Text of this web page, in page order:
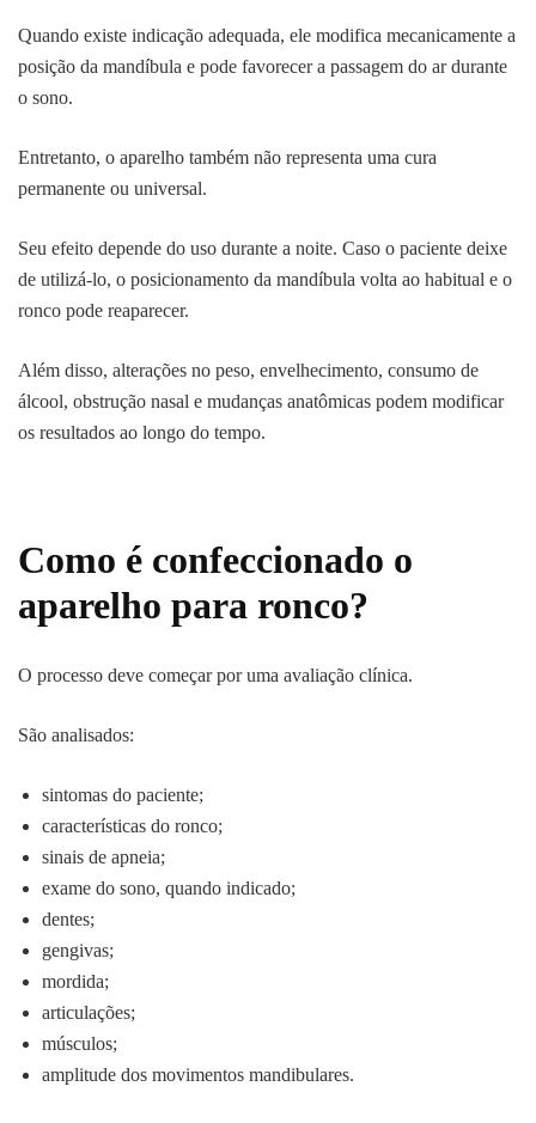
Quando existe indicação adequada, ele modifica mecanicamente a
posição da mandíbula e pode favorecer a passagem do ar durante
o sono.
Entretanto, o aparelho também não representa uma cura
permanente ou universal.
Seu efeito depende do uso durante a noite. Caso o paciente deixe
de utilizá-lo, o posicionamento da mandíbula volta ao habitual e o
ronco pode reaparecer.
Além disso, alterações no peso, envelhecimento, consumo de
álcool, obstrução nasal e mudanças anatômicas podem modificar
os resultados ao longo do tempo.
Como é confeccionado o
aparelho para ronco?
O processo deve começar por uma avaliação clínica.
São analisados:
sintomas do paciente;
características do ronco;
sinais de apneia;
exame do sono, quando indicado;
dentes;
gengivas;
mordida;
articulações;
músculos;
amplitude dos movimentos mandibulares.